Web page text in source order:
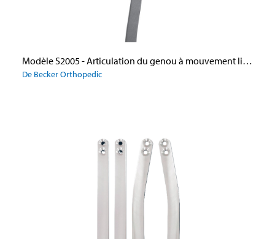
Modèle S2005 - Articulation du genou à mouvement libre - assemblée, avec douille et vis
De Becker Orthopedic